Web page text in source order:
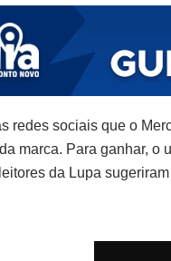
redes sociais que o
marca. Para ganhar, o
da Lupa